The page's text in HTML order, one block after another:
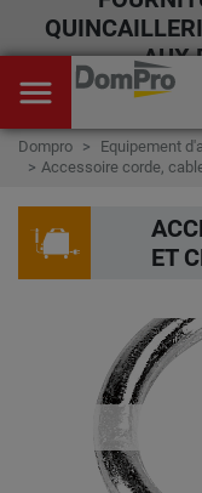
AUX
menu
Dompro Equipement
Accessoire corde,
ET